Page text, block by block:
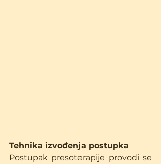
Tehnika izvođenja postupka
Postupak presoterapije provodi se